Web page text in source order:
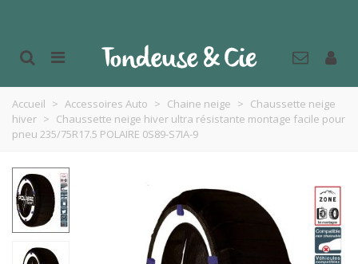
Accueil > Accessoires Auto > Chaine neige > Chaussette neige
hiver > Chaussette neige hiver ultra résistante montage facile pour
pneu 235/75R17.5 POLAIRE 0S89-S7IA-9